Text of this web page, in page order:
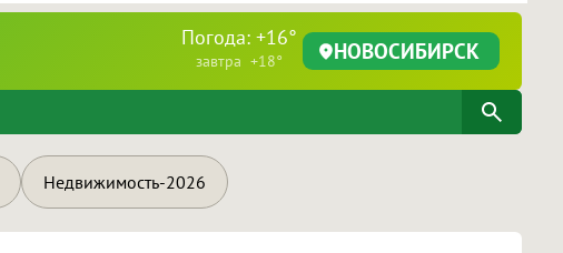
Погода: +16°
завтра +18° НОВОСИБИРСК
Недвижимость-2026